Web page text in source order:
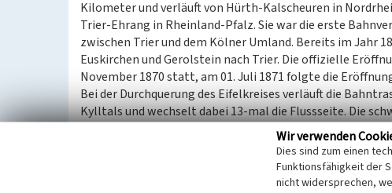
Kilometer und verläuft von Hürth-Kalscheuren in
Trier-Ehrang in Rheinland-Pfalz. Sie war die erste
zwischen Trier und dem Kölner Umland. Bereits im Jahr
Euskirchen und Gerolstein nach Trier. Die offizielle
November 1870 statt, am 01. Juli 1871 folgte die
Bei der Durchquerung des Eifelkreises verläuft die
Kylltals und wechselt dabei 13-mal die Flussseite. Die
Streckenabschnitt erforderte unter anderem die
bilden neben den Gleiskörpern und Bahnhöfen mit
Gesamtanlage von herausragender verkehrs- und
Streckenabschnitts sind an fünf Bahnhöfen (Kyllburg,
Wir verwenden
Dies sind zum einen
Funktionsfähigkeit der
nicht widersprechen,